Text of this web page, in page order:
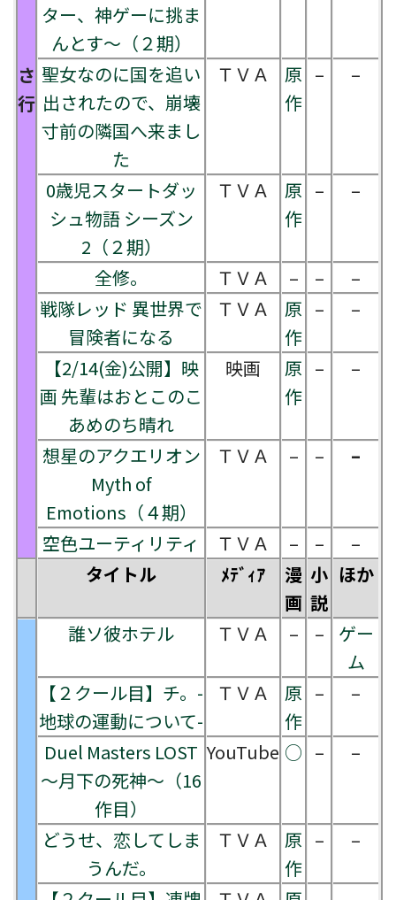
さ
行
ター、神ゲーに挑ま
んとす～（２期）
聖女なのに国を追い
出されたので、崩壊
寸前の隣国へ来まし
た
ＴＶＡ
原
作
– –
0歳児スタートダッ
シュ物語 シーズン
2（２期）
ＴＶＡ
原
作
– –
全修。 ＴＶＡ – –
–
戦隊レッド 異世界で
冒険者になる
ＴＶＡ
原
作
– –
【2/14(金)公開】映
画 先輩はおとこのこ
あめのち晴れ
映画
原
作
– –
想星のアクエリオン
Myth of
Emotions（４期）
ＴＶＡ – – –
空色ユーティリティ ＴＶＡ – –
–
タイトル
ﾒﾃﾞｨｱ
漫
画
小
説
ほか
誰ソ彼ホテル ＴＶＡ – –
ゲー
ム
【２クール目】チ。-
地球の運動について-
ＴＶＡ
原
作
– –
Duel Masters LOST
～月下の死神～（16
作目）
YouTube ○ – –
どうせ、恋してしま
うんだ。
ＴＶＡ
原
作
– –